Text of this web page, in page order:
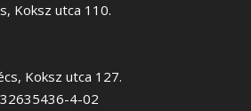
Koksz utca 110.
Koksz utca 127.
4-02